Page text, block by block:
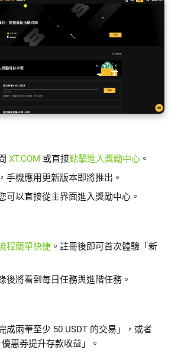
XT.COM 或直接點擊進入獎勵中心 。
，手機應用更新版本即將推出。
可以直接從主界面進入獎勵中心。
程簡單快捷 。註冊後即可首次體驗「新
後將看到每日任務與進階任務。
成兩筆至少 50 USDT 的交易」，或者
優惠券提升存款收益」。